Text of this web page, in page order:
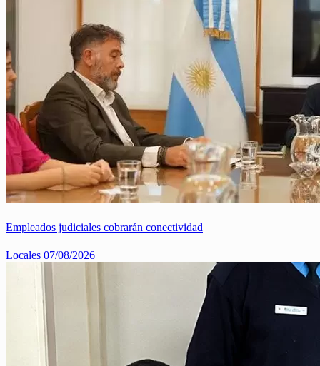
Empleados judiciales cobrarán conectividad
Locales 07/08/2026